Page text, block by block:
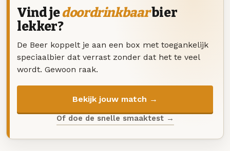
Vind jedoordrinkbaarbier
lekker?
De Beer koppelt je aan een box met toegankelijk
speciaalbier dat verrast zonder dat het te veel
wordt. Gewoon raak.
Bekijk jouw match →
Of doe de snelle smaaktest →